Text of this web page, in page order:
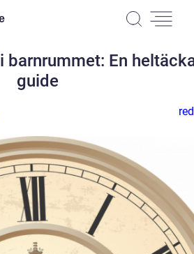
barnrummet: En
guide